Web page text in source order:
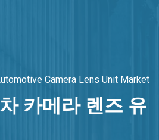
Camera Lens Unit Market
카메라 렌즈 유